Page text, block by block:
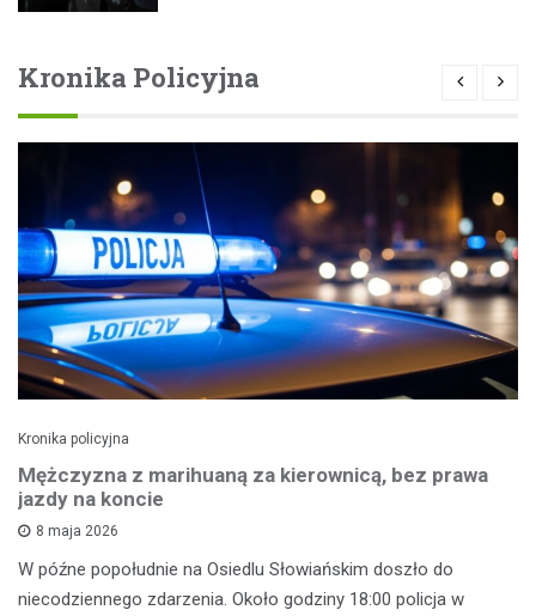
Kronika Policyjna
Kronika policyjna
Mężczyzna z marihuaną za kierownicą, bez prawa
jazdy na koncie
8 maja 2026
W późne popołudnie na Osiedlu Słowiańskim doszło do
niecodziennego zdarzenia. Około godziny 18:00 policja w